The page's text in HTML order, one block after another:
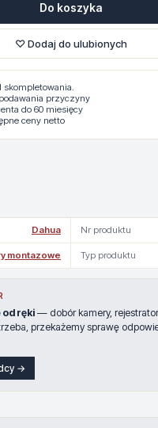
Dahua Nr produktu
montazowe Typ produktu
od ręki — dobór kamery,
przekażemy sprawę
→
Do koszyka
♡ Dodaj do ulubionych
skompletowania.
przyczyny
do 60 miesięcy
ceny netto